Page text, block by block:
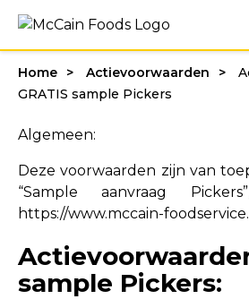
Home Actievoorwaarden
GRATIS sample Pickers
Algemeen:
Deze voorwaarden zijn van
“Sample aanvraag
https://www.mccain-
sample Pickers: